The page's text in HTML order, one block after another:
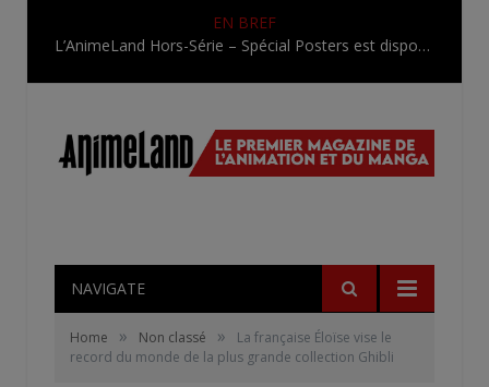
EN BREF
L’AnimeLand Hors-Série – Spécial Posters est disponible !
NAVIGATE
Home » Non classé »
La française Éloïse vise le
record du monde de la plus grande collection Ghibli